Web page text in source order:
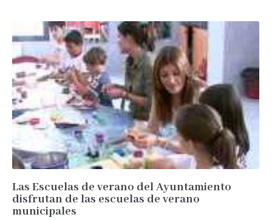
Las Escuelas de verano del Ayuntamiento
disfrutan de las escuelas de verano
municipales